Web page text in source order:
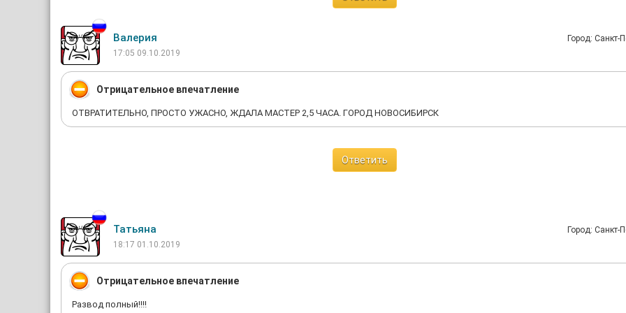
Валерия
Город: Санкт-
17:05 09.10.2019
Отрицательное впечатление
ОТВРАТИТЕЛЬНО, ПРОСТО УЖАСНО, ЖДАЛА МАСТЕР 2,5 ЧАСА. ГОРОД НОВОСИБИРСК
Ответить
Татьяна
Город: Санкт-
18:17 01.10.2019
Отрицательное впечатление
Развод полный!!!!